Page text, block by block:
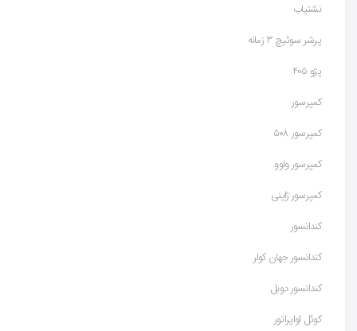
نشتیاب
پرشر سوئیچ 3 زمانه
پژو 405
کمپرسور
کمپرسور 508
کمپرسور ولوو
کمپرسور ژاپنی
کندانسور
کندانسور جهان کولر
کندانسور دوبل
کوئل اواپراتور